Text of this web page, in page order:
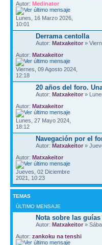
Autor: Medinator
Lunes, 16 Marzo 2026,
10:01
Derrama centolla
Autor: Matxakeitor »
Autor: Matxakeitor
Viernes, 09 Agosto 2024,
12:18
20 años del foro.
Autor: Matxakeitor »
Autor: Matxakeitor
Lunes, 27 Mayo 2024,
18:12
Navegación por el
Autor: Matxakeitor »
Autor: Matxakeitor
Jueves, 02 Diciembre
2021, 10:23
TEMAS
ÚLTIMO MENSAJE
Nota sobre las guías
Autor: Matxakeitor »
Autor: zankoku na tenshi